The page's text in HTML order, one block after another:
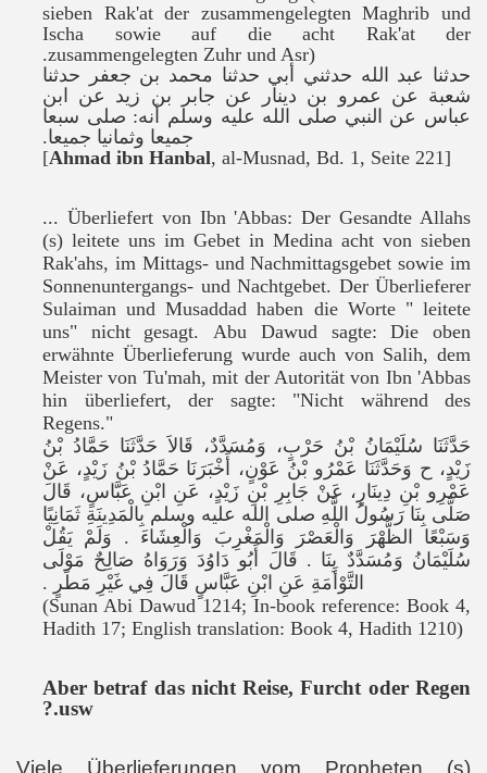
sieben Rak'at der zusammengelegten Maghrib und
Ischa sowie auf die acht Rak'at der
zusammengelegten Zuhr und Asr).
حدثنا عبد الله حدثني أبي حدثنا محمد بن جعفر حدثنا
شعبة عن عمرو بن دينار عن جابر بن زيد عن ابن
عباس عن النبي صلى الله عليه وسلم أنه: صلى سبعا
جميعا وثمانيا جميعا.
[
Ahmad ibn Hanbal, al-Musnad, Bd. 1, Seite 221]
... Überliefert von Ibn 'Abbas: Der Gesandte Allahs
(s) leitete uns im Gebet in Medina acht von sieben
Rak'ahs, im Mittags- und Nachmittagsgebet sowie im
Sonnenuntergangs- und Nachtgebet. Der Überlieferer
Sulaiman und Musaddad haben die Worte " leitete
uns" nicht gesagt.Abu Dawud sagte: Die oben
erwähnte Überlieferung wurde auch von Salih, dem
Meister von Tu'mah, mit der Autorität von Ibn 'Abbas
hin überliefert, der sagte: "Nicht während des
Regens."
حَدَّثَنَا سُلَيْمَانُ بْنُ حَرْبٍ، وَمُسَدَّدٌ، قَالاَ حَدَّثَنَا حَمَّادُ بْنُ
زَيْدٍ، ح وَحَدَّثَنَا عَمْرُو بْنُ عَوْنٍ، أَخْبَرَنَا حَمَّادُ بْنُ زَيْدٍ، عَنْ
عَمْرِو بْنِ دِينَارٍ، عَنْ جَابِرِ بْنِ زَيْدٍ، عَنِ ابْنِ عَبَّاسٍ، قَالَ
صَلَّى بِنَا رَسُولُ اللَّهِ صلى الله عليه وسلم بِالْمَدِينَةِ ثَمَانِيًا
وَسَبْعًا الظُّهْرَ وَالْعَصْرَ وَالْمَغْرِبَ وَالْعِشَاءَ ‏.‏ وَلَمْ يَقُلْ
سُلَيْمَانُ وَمُسَدَّدٌ بِنَا ‏.‏ قَالَ أَبُو دَاوُدَ وَرَوَاهُ صَالِحٌ مَوْلَى
التَّوْأَمَةِ عَنِ ابْنِ عَبَّاسٍ قَالَ فِي غَيْرِ مَطَرٍ ‏.‏
(Sunan Abi Dawud 1214; In-book reference: Book 4,
Hadith 17; English translation: Book 4, Hadith 1210)
Aber betraf das nicht Reise, Furcht oder Regen
usw.?
Viele Überlieferungen vom Propheten (s)